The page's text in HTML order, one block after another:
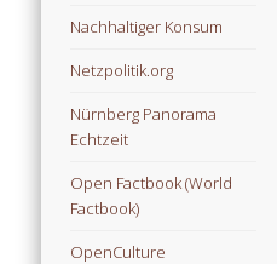
Nachhaltiger Konsum
Netzpolitik.org
Nürnberg Panorama
Echtzeit
Open Factbook (World
Factbook)
OpenCulture